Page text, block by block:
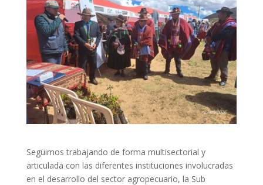
Seguimos trabajando de forma multisectorial y
articulada con las diferentes instituciones involucradas
en el desarrollo del sector agropecuario, la Sub